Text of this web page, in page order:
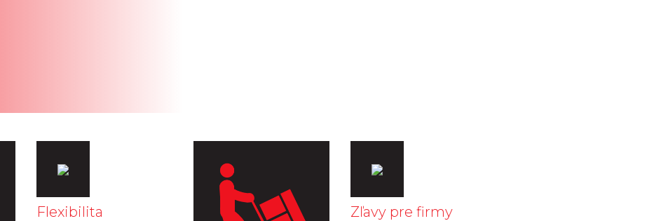
Flexibilita Zľavy pre firmy